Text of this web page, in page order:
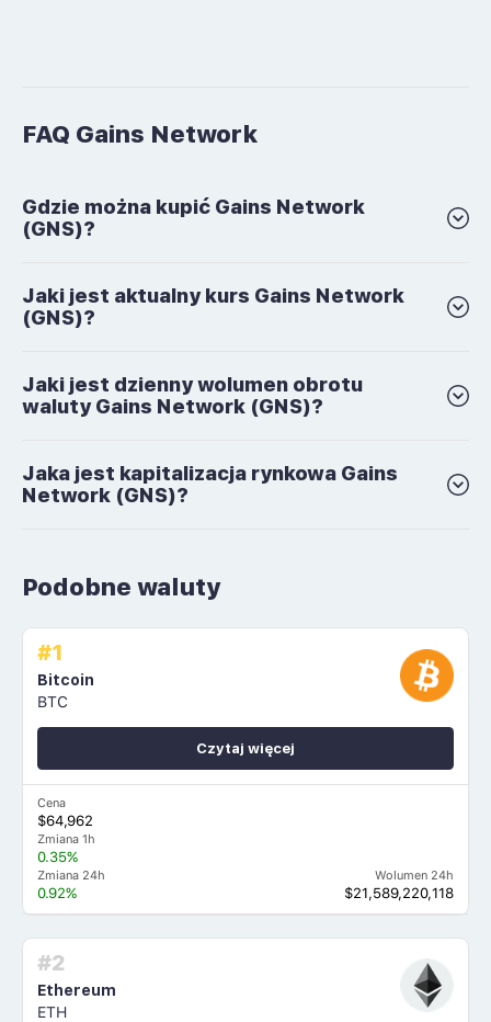
FAQ Gains Network
Gdzie można kupić Gains Network
(GNS)?
Jaki jest aktualny kurs Gains Network
(GNS)?
Jaki jest dzienny wolumen obrotu
waluty Gains Network (GNS)?
Jaka jest kapitalizacja rynkowa Gains
Network (GNS)?
Podobne waluty
#1
Bitcoin
BTC
Cena
$64,962
Zmiana 1h
0.35%
Zmiana 24h
0.92%
Wolumen 24h
$21,589,220,118
Czytaj więcej
#2
Ethereum
ETH